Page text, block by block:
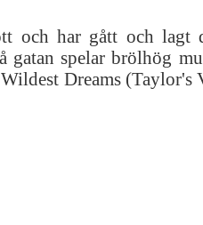
och har gått och lagt
gatan spelar brölhög
Dreams